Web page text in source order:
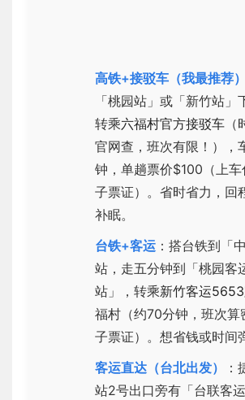
高铁+接驳车（我最推荐）
「桃园站」或「新竹站」
转乘六福村官方接驳车
官网查，班次有限！），
钟，单趟票价$100（上
子票证）。省时省力，回
补眠。
台铁+客运 ：搭台铁到「
站，走五分钟到「桃园客
站」，转乘新竹客运
福村（约70分钟，班次算
子票证）。想省钱或时间
客运直达（台北出发）
站2号出口旁有「台联客